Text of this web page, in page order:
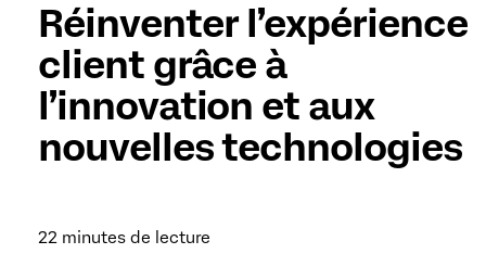
Réinventer l’expérience
client grâce à
l’innovation et aux
nouvelles technologies
22 minutes de lecture